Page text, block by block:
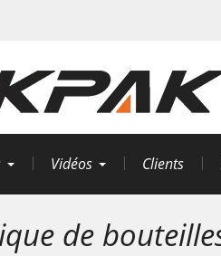
Vidéos Clients
de